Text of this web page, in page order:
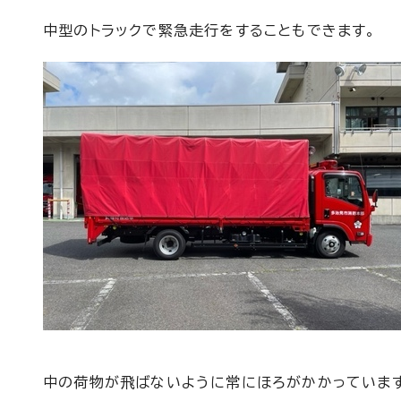
中型のトラックで緊急走行をすることもできます。
中の荷物が飛ばないように常にほろがかかっていま